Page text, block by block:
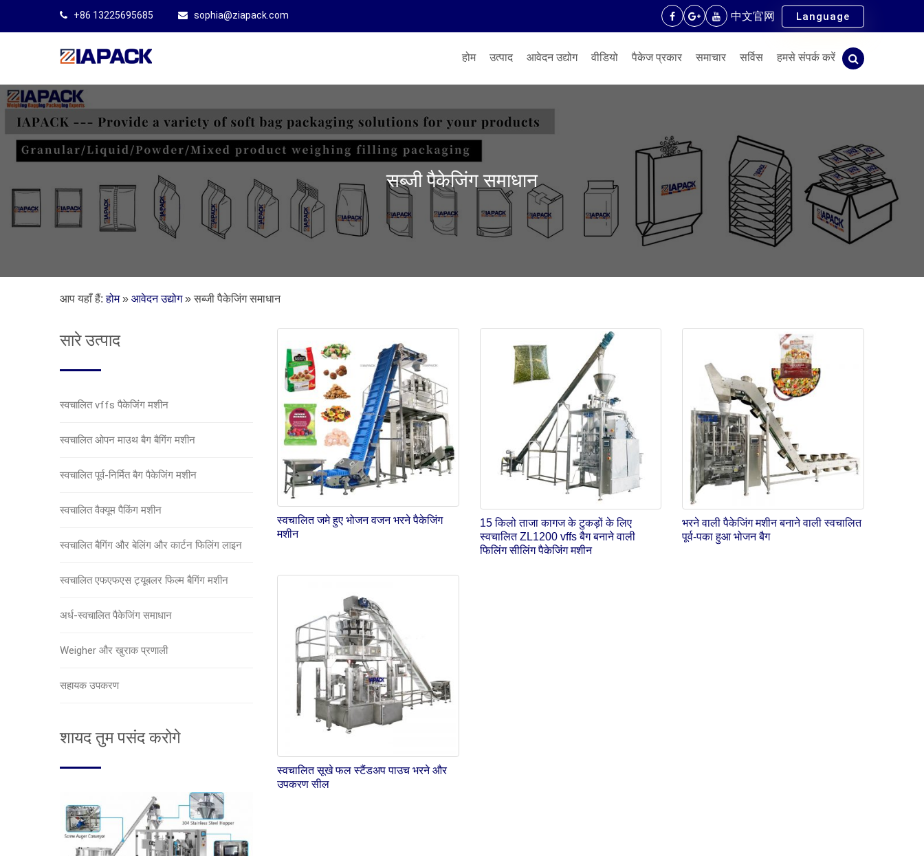
+86 13225695685 sophia@ziapack.com 中文官网 Language
होम उत्पाद आवेदन उद्योग वीडियो पैकेज प्रकार समाचार सर्विस हमसे संपर्क करें
सब्जी पैकेजिंग समाधान
आप यहाँ हैं: होम» आवेदन उद्योग»सब्जी पैकेजिंग समाधान
सारे उत्पाद
स्वचालित vffs पैकेजिंग मशीन
स्वचालित ओपन माउथ बैग बैगिंग मशीन
स्वचालित पूर्व-निर्मित बैग पैकेजिंग मशीन
स्वचालित वैक्यूम पैकिंग मशीन
स्वचालित बैगिंग और बेलिंग और कार्टन फिलिंग लाइन
स्वचालित एफएफएस ट्यूबलर फिल्म बैगिंग मशीन
अर्ध-स्वचालित पैकेजिंग समाधान
Weigher और खुराक प्रणाली
सहायक उपकरण
शायद तुम पसंद करोगे
स्वचालित जमे हुए भोजन वजन भरने पैकेजिंग
मशीन
15 किलो ताजा कागज के टुकड़ों के लिए
स्वचालित ZL1200 vffs बैग बनाने वाली
फिलिंग सीलिंग पैकेजिंग मशीन
भरने वाली पैकेजिंग मशीन बनाने वाली स्वचालित
पूर्व-पका हुआ भोजन बैग
स्वचालित सूखे फल स्टैंडअप पाउच भरने और
उपकरण सील